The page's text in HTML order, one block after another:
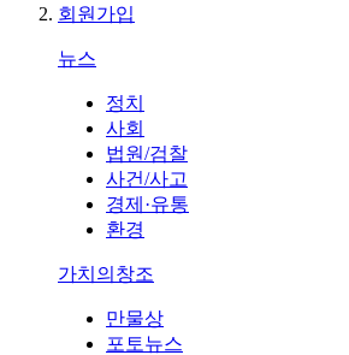
회원가입
뉴스
정치
사회
법원/검찰
사건/사고
경제·유통
환경
가치의창조
만물상
포토뉴스